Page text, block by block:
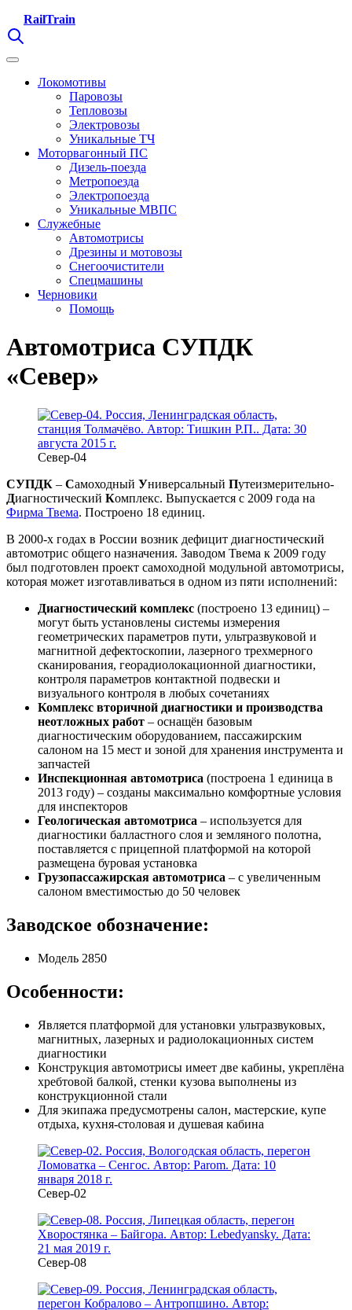
RailTrain
Локомотивы
Паровозы
Тепловозы
Электровозы
Уникальные ТЧ
Моторвагонный ПС
Дизель-поезда
Метропоезда
Электропоезда
Уникальные МВПС
Служебные
Автомотрисы
Дрезины и мотовозы
Снегоочистители
Спецмашины
Черновики
Помощь
Автомотриса СУПДК
«Север»
Север-04
СУПДК – Самоходный Универсальный Путеизмерительно-
Диагностический Комплекс. Выпускается с 2009 года на
Фирма Твема. Построено 18 единиц.
В 2000-х годах в России возник дефицит диагностический
автомотрис общего назначения. Заводом Твема к 2009 году
был подготовлен проект самоходной модульной автомотрисы,
которая может изготавливаться в одном из пяти исполнений:
Диагностический комплекс (построено 13 единиц) –
могут быть установлены системы измерения
геометрических параметров пути, ультразвуковой и
магнитной дефектоскопии, лазерного трехмерного
сканирования, георадиолокационной диагностики,
контроля параметров контактной подвески и
визуального контроля в любых сочетаниях
Комплекс вторичной диагностики и производства
неотложных работ – оснащён базовым
диагностическим оборудованием, пассажирским
салоном на 15 мест и зоной для хранения инструмента и
запчастей
Инспекционная автомотриса (построена 1 единица в
2013 году) – созданы максимально комфортные условия
для инспекторов
Геологическая автомотриса – используется для
диагностики балластного слоя и земляного полотна,
поставляется с прицепной платформой на которой
размещена буровая установка
Грузопассажирская автомотриса – с увеличенным
салоном вместимостью до 50 человек
Заводское обозначение:
Модель 2850
Особенности:
Является платформой для установки ультразвуковых,
магнитных, лазерных и радиолокационных систем
диагностики
Конструкция автомотрисы имеет две кабины, укреплёна
хребтовой балкой, стенки кузова выполнены из
конструкционной стали
Для экипажа предусмотрены салон, мастерские, купе
отдыха, кухня-столовая и душевая кабина
Север-02
Север-08